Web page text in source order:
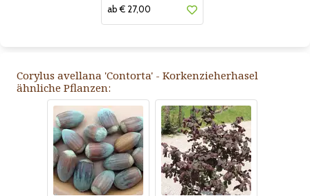
ab € 27,00
Corylus avellana 'Contorta' - Korkenzieherhasel
ähnliche Pflanzen: